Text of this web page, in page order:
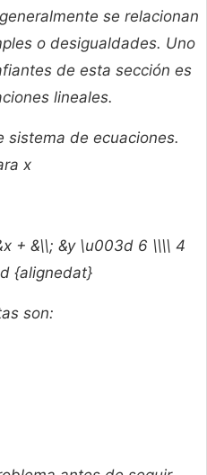
se relacionan
o desigualdades. Uno
de esta sección es
lineales.
sistema de ecuaciones.
x
+ &\\; &y \u003d 6 \\\\ 4
{alignedat}
son: